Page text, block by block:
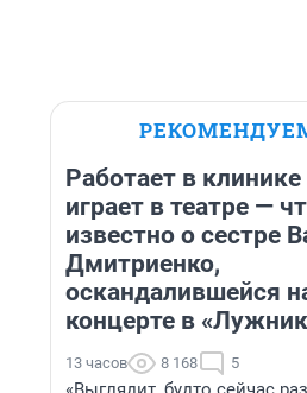
Работает в клинике
играет в театре —
известно о сестре
Дмитриенко,
оскандалившейся
концерте в
13 часов 8 168 5